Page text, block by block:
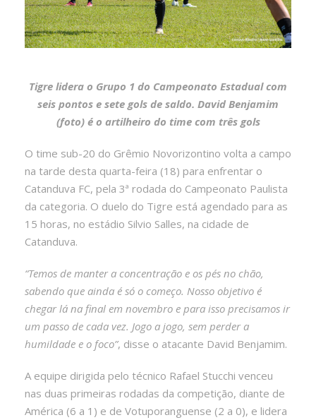
Tigre lidera o Grupo 1 do Campeonato Estadual com
seis pontos e sete gols de saldo. David Benjamim
(foto) é o artilheiro do time com três gols
O time sub-20 do Grêmio Novorizontino volta a campo
na tarde desta quarta-feira (18) para enfrentar o
Catanduva FC, pela 3ª rodada do Campeonato Paulista
da categoria. O duelo do Tigre está agendado para as
15 horas, no estádio Silvio Salles, na cidade de
Catanduva.
“Temos de manter a concentração e os pés no chão,
sabendo que ainda é só o começo. Nosso objetivo é
chegar lá na final em novembro e para isso precisamos ir
um passo de cada vez. Jogo a jogo, sem perder a
humildade e o foco”, disse o atacante David Benjamim.
A equipe dirigida pelo técnico Rafael Stucchi venceu
nas duas primeiras rodadas da competição, diante de
América (6 a 1) e de Votuporanguense (2 a 0), e lidera